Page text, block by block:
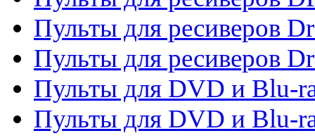
Пульты для ресиверов
Пульты для ресиверов
Пульты для DVD и Blu-
Пульты для DVD и Blu-